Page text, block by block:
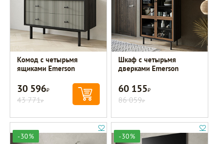
Комод с четырьмя
ящиками Emerson
30 596Р
43 771Р
Шкаф с четырьмя
дверками Emerson
60 155Р
86 059Р
-30% -30%